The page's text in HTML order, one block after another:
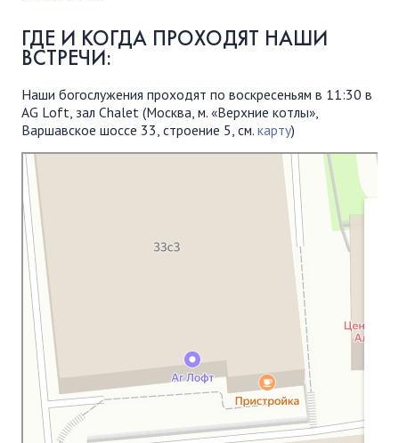
ГДЕ И КОГДА ПРОХОДЯТ НАШИ
ВСТРЕЧИ:
Наши богослужения проходят по воскресеньям в 11:30 в
AG Loft, зал Chalet (Москва, м. «Верхние котлы»,
Варшавское шоссе 33, строение 5, см. карту)
Московская Библейская Церковь
Протестантская церковь в Москве